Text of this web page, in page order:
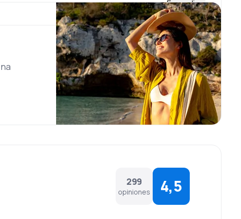
5000, Bombardier Global Express XRS, Boeing 777-
Cargo Freighter, Airbus A321-200, Airbus A330-300, Airbus
cafés, restaurantes, bares y otras tiendas, además de
en su nuevo centro, Nuevo Aeropuerto Internacional de
indio, Oriente Medio y Extremo Oriente. Bebidas de
de lanzamiento del A350 XWB; el primer A350-900 de
casi un mes después, el 15 de enero 2015.
Expandir
299
opiniones 4,5